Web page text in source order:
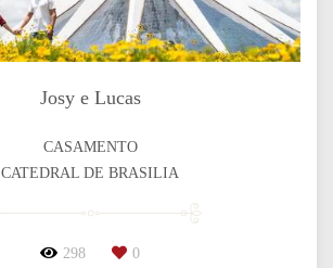
Josy e Lucas
CASAMENTO
CATEDRAL DE BRASILIA
298 0